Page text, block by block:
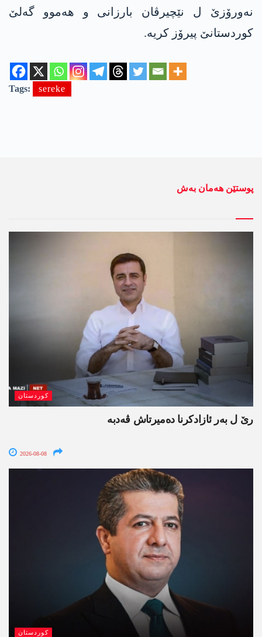
نەورۆزێ ل نێچیرڤان بارزانی و ھەموو گەلێ
کوردستانێ پیرۆز کریە.
Tags: sereke
پوستێن ھەمان بەش
کوردستان
رێ ل بەر ئازادکرنا دەمیرتاش ڤەدبە
2026-08-08
کوردستان